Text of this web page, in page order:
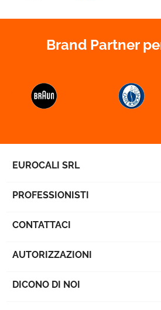
Brand Partner
EUROCALI SRL
PROFESSIONISTI
CONTATTACI
AUTORIZZAZIONI
DICONO DI NOI